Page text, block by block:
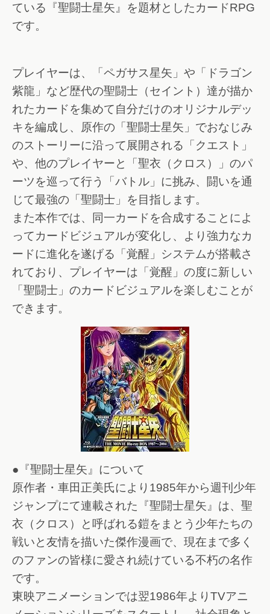
ている『聖闘士星矢』を題材としたカードRPG
です。
プレイヤーは、「ペガサス星矢」や「ドラゴン
紫龍」など歴代の聖闘士（セイント）達が描か
れたカードを集めて自分だけのオリジナルデッ
キを編成し、原作の「聖闘士星矢」でおなじみ
のストーリーに沿って展開される「クエスト」
や、他のプレイヤーと「聖衣（クロス）」のパ
ーツを巡って行う「バトル」に挑み、闘いを通
じて最強の「聖闘士」を目指します。
また本作では、同一カードを合成することによ
ってカードビジュアルが変化し、より強力なカ
ードに進化を遂げる「覚醒」システムが搭載さ
れており、プレイヤーは「覚醒」の度に新しい
「聖闘士」のカードビジュアルを楽しむことが
できます。
●『聖闘士星矢』について
原作者・車田正美氏により1985年から週刊少年
ジャンプにて連載された『聖闘士星矢』は、聖
衣（クロス）と呼ばれる鎧をまとう少年たちの
戦いと友情を描いた傑作漫画で、現在まで多く
のファンの皆様に愛され続けている不朽の名作
です。
東映アニメーションでは翌1986年よりTVアニ